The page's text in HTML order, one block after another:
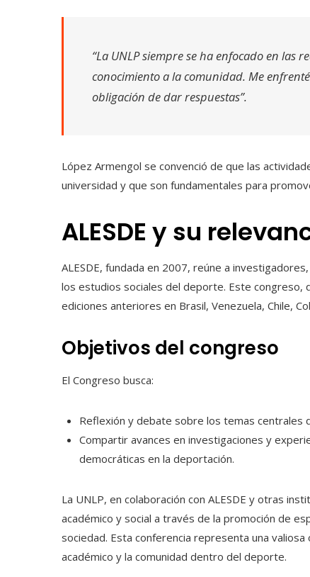
“La UNLP siempre se ha enfocado en las
conocimiento a la comunidad. Me
obligación de dar respuestas”.
López Armengol se convenció de que las
universidad y que son fundamentales para
ALESDE y su
ALESDE, fundada en 2007, reúne a
los estudios sociales del deporte. Este congreso,
ediciones anteriores en Brasil, Venezuela, Chile,
Objetivos del congreso
El Congreso busca:
Reflexión y debate sobre los temas centrales
Compartir avances en investigaciones y
democráticas en la deportación.
La UNLP, en colaboración con ALESDE y otras
académico y social a través de la promoción de
sociedad. Esta conferencia representa una
académico y la comunidad dentro del deporte.